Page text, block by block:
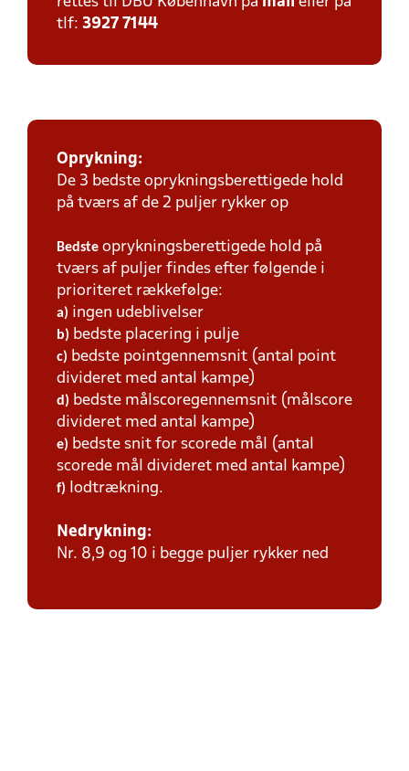
tlf: 3927 7144
Oprykning:
De 3 bedste oprykningsberettigede hold
på tværs af de 2 puljer rykker op
Bedste oprykningsberettigede hold på
tværs af puljer findes efter følgende i
prioriteret rækkefølge:
a) ingen udeblivelser
b) bedste placering i pulje
c) bedste pointgennemsnit (antal point
divideret med antal kampe)
d) bedste målscoregennemsnit (målscore
divideret med antal kampe)
e) bedste snit for scorede mål (antal
scorede mål divideret med antal kampe)
f) lodtrækning.
Nedrykning:
Nr. 8,9 og 10 i begge puljer rykker ned